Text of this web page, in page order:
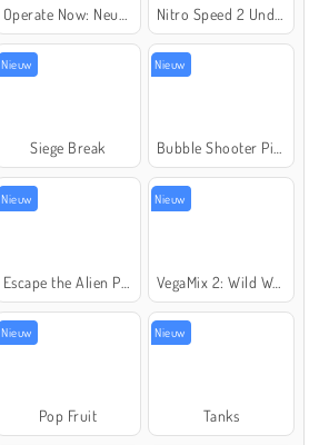
Nieuw
Siege Break
Nieuw
Nieuw Nieuw
VegaMix 2: Wild West
Nieuw
Pop Fruit
Nieuw
Tanks